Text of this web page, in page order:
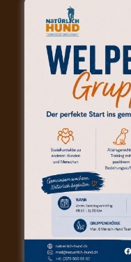
KONTAKT
Natürlich-Hund
Waldruh 129d
6197 Schangnau
079 / 569 98 82